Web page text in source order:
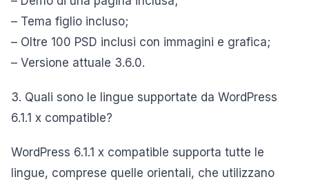
– Tema figlio incluso;
– Oltre 100 PSD inclusi con immagini e grafica;
– Versione attuale 3.6.0.
3. Quali sono le lingue supportate da WordPress
6.1.1 x compatible?
WordPress 6.1.1 x compatible supporta tutte le
lingue, comprese quelle orientali, che utilizzano